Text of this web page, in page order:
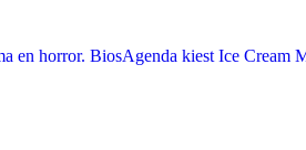
horror. BiosAgenda kiest Ice Cream